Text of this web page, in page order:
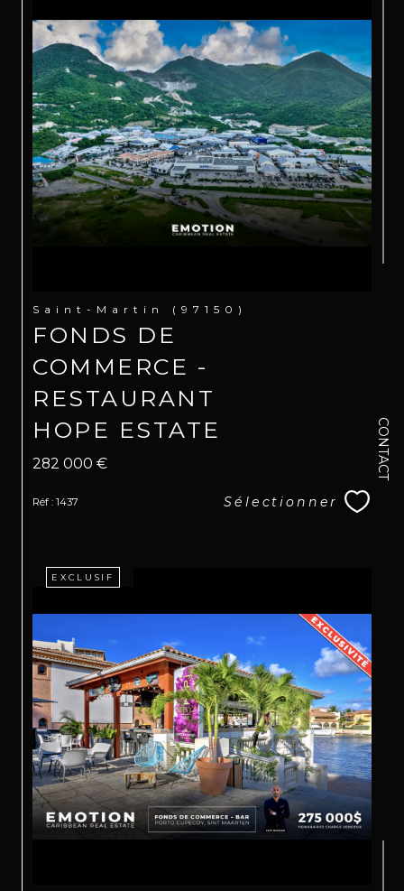
CONTACT
Saint-Martin (97150)
FONDS DE
COMMERCE -
RESTAURANT
HOPE ESTATE
282 000 €
Réf : 1437 Sélectionner
EXCLUSIF